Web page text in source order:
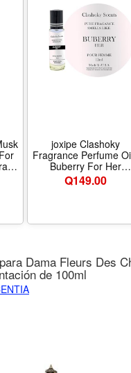
A
joxipe Clashoky
Fragrance Perfume
Buberry For Her
Perfume Roll On Body
Oil for Women (12ml)
Tamaño 0.17 Fl Oz
Q149.00
Dama Fleurs Des
de 100ml